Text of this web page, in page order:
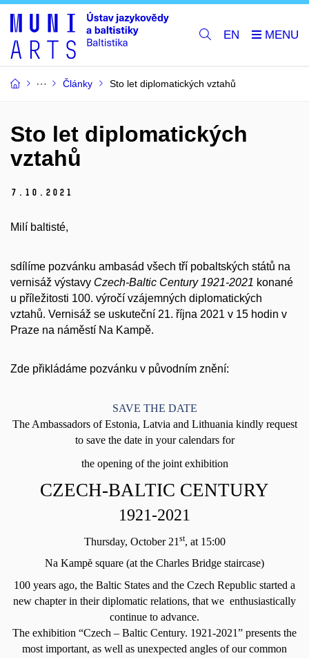
EN
Články Sto let diplomatických vztahů
Sto let diplomatických
vztahů
7. 10. 2021
Milí baltisté,
sdílíme pozvánku ambasád všech tří pobaltských států na
vernisáž výstavy Czech-Baltic Century 1921-2021 konané
u příležitosti 100. výročí vzájemných diplomatických
vztahů. Vernisáž se uskuteční 21. října 2021 v 15 hodin v
Praze na náměstí Na Kampě.
Zde přikládáme pozvánku v původním znění:
SAVE THE DATE
The Ambassadors of Estonia, Latvia and Lithuania kindly request
to save the date in your calendars for
the opening of the joint exhibition
CZECH-BALTIC CENTURY
1921-2021
Thursday, October 21 st, at 15:00
Na Kampě square (at the Charles Bridge staircase)
100 years ago, the Baltic States and the Czech Republic started a
new chapter in their diplomatic relations, that we enthusiastically
continue to advance.
The exhibition “Czech – Baltic Century. 1921-2021” presents the
most important, as well as unexpected angles of our common